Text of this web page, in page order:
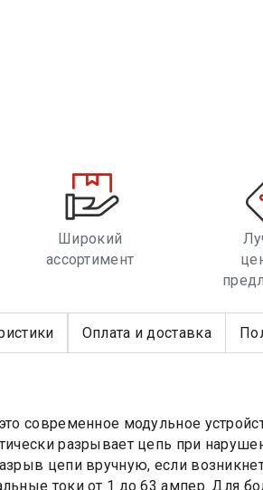
Широкий
ассортимент
Оплата и доставка
современное модульное
разрывает цепь при
цепи вручную, если
токи от 1 до 63 ампер. Для